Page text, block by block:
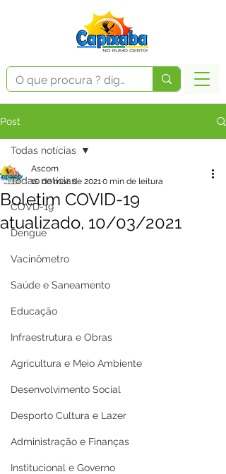
Post
Todas notícias
COVD-19
Dengue
Vacinômetro
Saúde e Saneamento
Educação
Infraestrutura e Obras
Agricultura e Meio Ambiente
Desenvolvimento Social
Desporto Cultura e Lazer
Administração e Finanças
Institucional e Governo
Todas notícias
Boletim COVID-19
atualizado, 10/03/2021
Ascom
10 de mar. de 20210 min de leitura